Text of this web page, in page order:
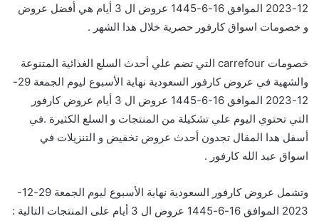
12-2023 الموافق 16-6-1445 عروض ال 3 أيام هي أفضل عروض
و خصومات اسواق كارفور حصرية خلال هدا الشهر .
خصومات carrefour التي تضم علي أحدث السلع الغذائية المتنوعة
والشهية في عروض كارفور السعودية نهاية الأسبوع ليوم الجمعة 29-
12-2023 الموافق 16-6-1445 عروض ال 3 أيام عروض كارفور
التي تحتوي اليوم علي تشكيلة من المنتجات و السلع الكثيرة .في
أسفل هدا المقال تجدون أحدث عروض تخفيض و التنزيلات في
اسواق عبد الله كارفور .
وتشمل عروض كارفور السعودية نهاية الأسبوع ليوم الجمعة 29-12-
2023 الموافق 16-6-1445 عروض ال 3 أيام على المنتجات التالية :